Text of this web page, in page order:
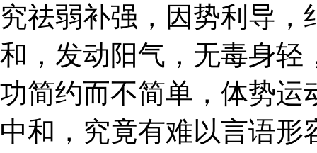
究祛弱补强，因势利导
和，发动阳气，无毒身轻
功简约而不简单，体势运
中和，究竟有难以言语